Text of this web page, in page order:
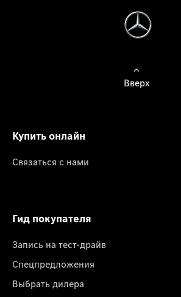
Вверх
Купить онлайн
Связаться с нами
Гид покупателя
Запись на тест-драйв
Спецпредложения
Выбрать дилера